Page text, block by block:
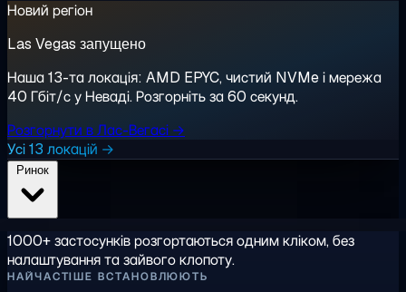
Новий регіон
Las Vegas запущено
Наша 13-та локація: AMD EPYC, чистий NVMe і мережа
40 Гбіт/с у Неваді. Розгорніть за 60 секунд.
Розгорнути в Лас-Вегасі →
Усі 13 локацій →
1000+ застосунків розгортаються одним кліком, без
налаштування та зайвого клопоту.
НАЙЧАСТІШЕ ВСТАНОВЛЮЮТЬ